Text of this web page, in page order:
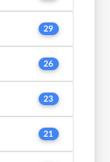
29
26
23
21